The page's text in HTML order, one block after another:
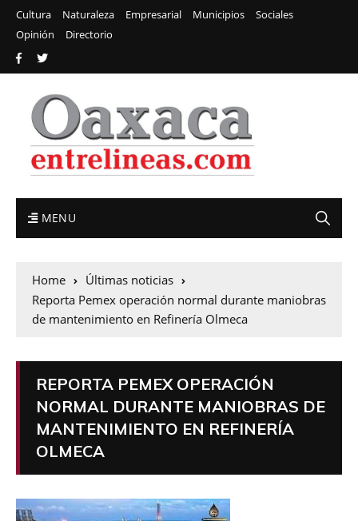
Cultura Naturaleza Empresarial Municipios
Sociales
Opinión
Directorio
MENU
Home
Últimas noticias
Reporta Pemex operación normal durante maniobras
de mantenimiento en Refinería Olmeca
REPORTA PEMEX OPERACIÓN
NORMAL DURANTE MANIOBRAS DE
MANTENIMIENTO EN REFINERÍA
OLMECA